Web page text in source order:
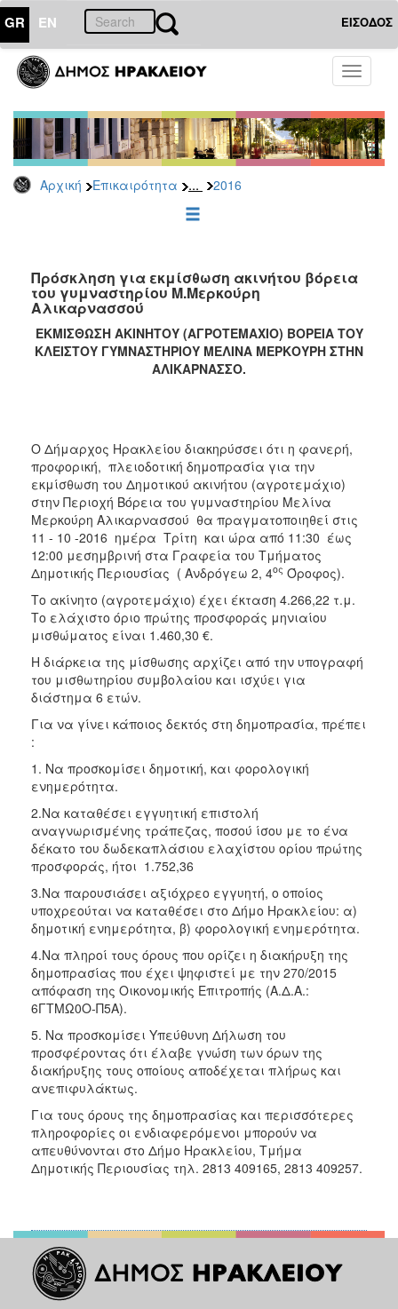
GR EN ΕΙΣΟΔΟΣ
Toggle
Αρχική Επικαιρότητα ... 2016
ΕΠΙΚΑΙΡΟΤΗΤΑ
-
Δημοπρασίες
Αρχείο
2026
2022
2021
2020
2016
2015
2013
ΔΗΜΟΤΗΣ
ΕΠΙΣΚΕΠΤΗΣ
ΗΡΑΚΛΕΙΟ
Πρόσκληση για εκμίσθωση ακινήτου βόρεια
του γυμναστηρίου Μ.Μερκούρη
Αλικαρνασσού
ΕΚΜΙΣΘΩΣΗ ΑΚΙΝΗΤΟΥ (ΑΓΡΟΤΕΜΑΧΙΟ) ΒΟΡΕΙΑ ΤΟΥ
ΚΛΕΙΣΤΟΥ ΓΥΜΝΑΣΤΗΡΙΟΥ ΜΕΛΙΝΑ ΜΕΡΚΟΥΡΗ ΣΤΗΝ
ΑΛΙΚΑΡΝΑΣΣΟ.
Ο Δήμαρχος Ηρακλείου διακηρύσσει ότι η φανερή,
προφορική, πλειοδοτική δημοπρασία για την
εκμίσθωση του Δημοτικού ακινήτου (αγροτεμάχιο)
στην Περιοχή Βόρεια του γυμναστηρίου Μελίνα
Μερκούρη Αλικαρνασσού θα πραγματοποιηθεί στις
11 - 10 -2016 ημέρα Τρίτη και ώρα από 11:30 έως
12:00 μεσημβρινή στα Γραφεία του Τμήματος
Δημοτικής Περιουσίας ( Ανδρόγεω 2, 4ος Όροφος).
Το ακίνητο (αγροτεμάχιο) έχει έκταση 4.266,22 τ.μ.
Το ελάχιστο όριο πρώτης προσφοράς μηνιαίου
μισθώματος είναι 1.460,30 €.
Η διάρκεια της μίσθωσης αρχίζει από την υπογραφή
του μισθωτηρίου συμβολαίου και ισχύει για
διάστημα 6 ετών.
Για να γίνει κάποιος δεκτός στη δημοπρασία, πρέπει
:
1. Να προσκομίσει δημοτική, και φορολογική
ενημερότητα.
2.Να καταθέσει εγγυητική επιστολή
αναγνωρισμένης τράπεζας, ποσού ίσου με το ένα
δέκατο του δωδεκαπλάσιου ελαχίστου ορίου πρώτης
προσφοράς, ήτοι 1.752,36
3.Να παρουσιάσει αξιόχρεο εγγυητή, ο οποίος
υποχρεούται να καταθέσει στο Δήμο Ηρακλείου: α)
δημοτική ενημερότητα, β) φορολογική ενημερότητα.
4.Να πληροί τους όρους που ορίζει η διακήρυξη της
δημοπρασίας που έχει ψηφιστεί με την 270/2015
απόφαση της Οικονομικής Επιτροπής (Α.Δ.Α.:
6ΓΤΜΩ0Ο-Π5Α).
5. Να προσκομίσει Υπεύθυνη Δήλωση του
προσφέροντας ότι έλαβε γνώση των όρων της
διακήρυξης τους οποίους αποδέχεται πλήρως και
ανεπιφυλάκτως.
Για τους όρους της δημοπρασίας και περισσότερες
πληροφορίες οι ενδιαφερόμενοι μπορούν να
απευθύνονται στο Δήμο Ηρακλείου, Τμήμα
Δημοτικής Περιουσίας τηλ. 2813 409165, 2813 409257.